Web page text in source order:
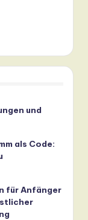
und
als Code:
für Anfänger